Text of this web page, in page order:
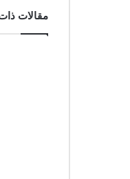
مقالات